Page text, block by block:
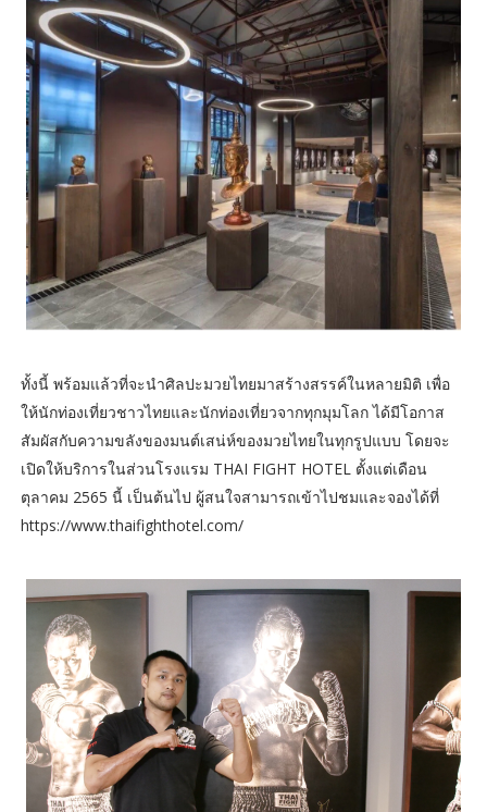
ทั้งนี้ พร้อมแล้วที่จะนำศิลปะมวยไทยมาสร้างสรรค์ในหลายมิติ เพื่อ
ให้นักท่องเที่ยวชาวไทยและนักท่องเที่ยวจากทุกมุมโลก ได้มีโอกาส
สัมผัสกับความขลังของมนต์เสน่ห์ของมวยไทยในทุกรูปแบบ โดยจะ
เปิดให้บริการในส่วนโรงแรม THAI FIGHT HOTEL ตั้งแต่เดือน
ตุลาคม 2565 นี้ เป็นต้นไป ผู้สนใจสามารถเข้าไปชมและจองได้ที่
https://www.thaifighthotel.com/